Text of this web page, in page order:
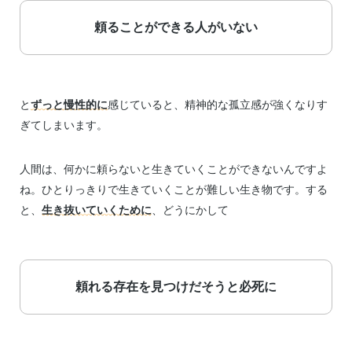
頼ることができる人がいない
とずっと慢性的に感じていると、精神的な孤立感が強くなりす
ぎてしまいます。
人間は、何かに頼らないと生きていくことができないんですよ
ね。ひとりっきりで生きていくことが難しい生き物です。する
と、 生き抜いていくために 、どうにかして
頼れる存在を見つけだそうと必死に